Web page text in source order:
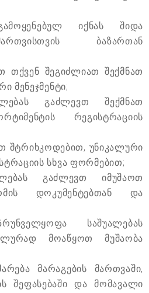
იქნას შიდა
ბაზართან
თქვენ შეგიძლიათ შექმნათ
მენეჯმენტი;
გაძლევთ შექმნათ
რეგისტრაციის
შტრიხკოდებით, უნიკალური
სხვა ფორმებით;
გაძლევთ იმუშაოთ
დოკუმენტებთან და
საშუალებას
მოაწყოთ მუშაობა
მარაგების მართვაში,
შეფასებაში და მომავალი